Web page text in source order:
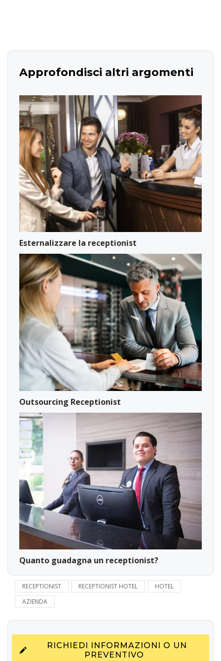
Approfondisci altri argomenti
Esternalizzare la receptionist
Outsourcing Receptionist
Quanto guadagna un receptionist?
RECEPTIONIST RECEPTIONIST HOTEL
HOTEL
AZIENDA
RICHIEDI INFORMAZIONI O UN
PREVENTIVO